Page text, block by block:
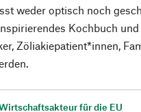
weder optisch noch
Kochbuch
Zöliakiepatient*innen,
für die EU